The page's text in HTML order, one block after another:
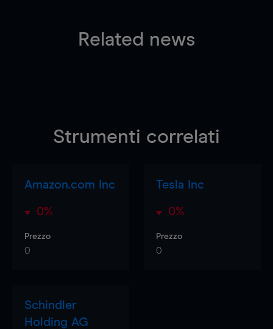
Related news
Strumenti correlati
Amazon.com Inc
0%
Prezzo
0
Tesla Inc
0%
Prezzo
0
Schindler
Holding AG